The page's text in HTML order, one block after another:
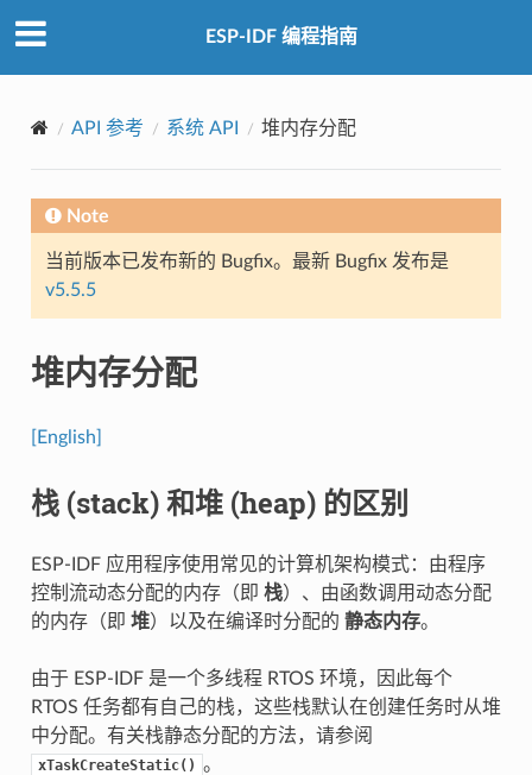
ESP-IDF 编程指南
API 参考 系统 API 堆内存分配
Note
当前版本已发布新的 Bugfix。最新 Bugfix 发布是
v5.5.5
堆内存分配
[English]
栈 (stack) 和堆 (heap) 的区别
ESP-IDF 应用程序使用常见的计算机架构模式：由程序
控制流动态分配的内存（即 栈）、由函数调用动态分配
的内存（即 堆）以及在编译时分配的 静态内存。
由于 ESP-IDF 是一个多线程 RTOS 环境，因此每个
RTOS 任务都有自己的栈，这些栈默认在创建任务时从堆
中分配。有关栈静态分配的方法，请参阅
xTaskCreateStatic() 。